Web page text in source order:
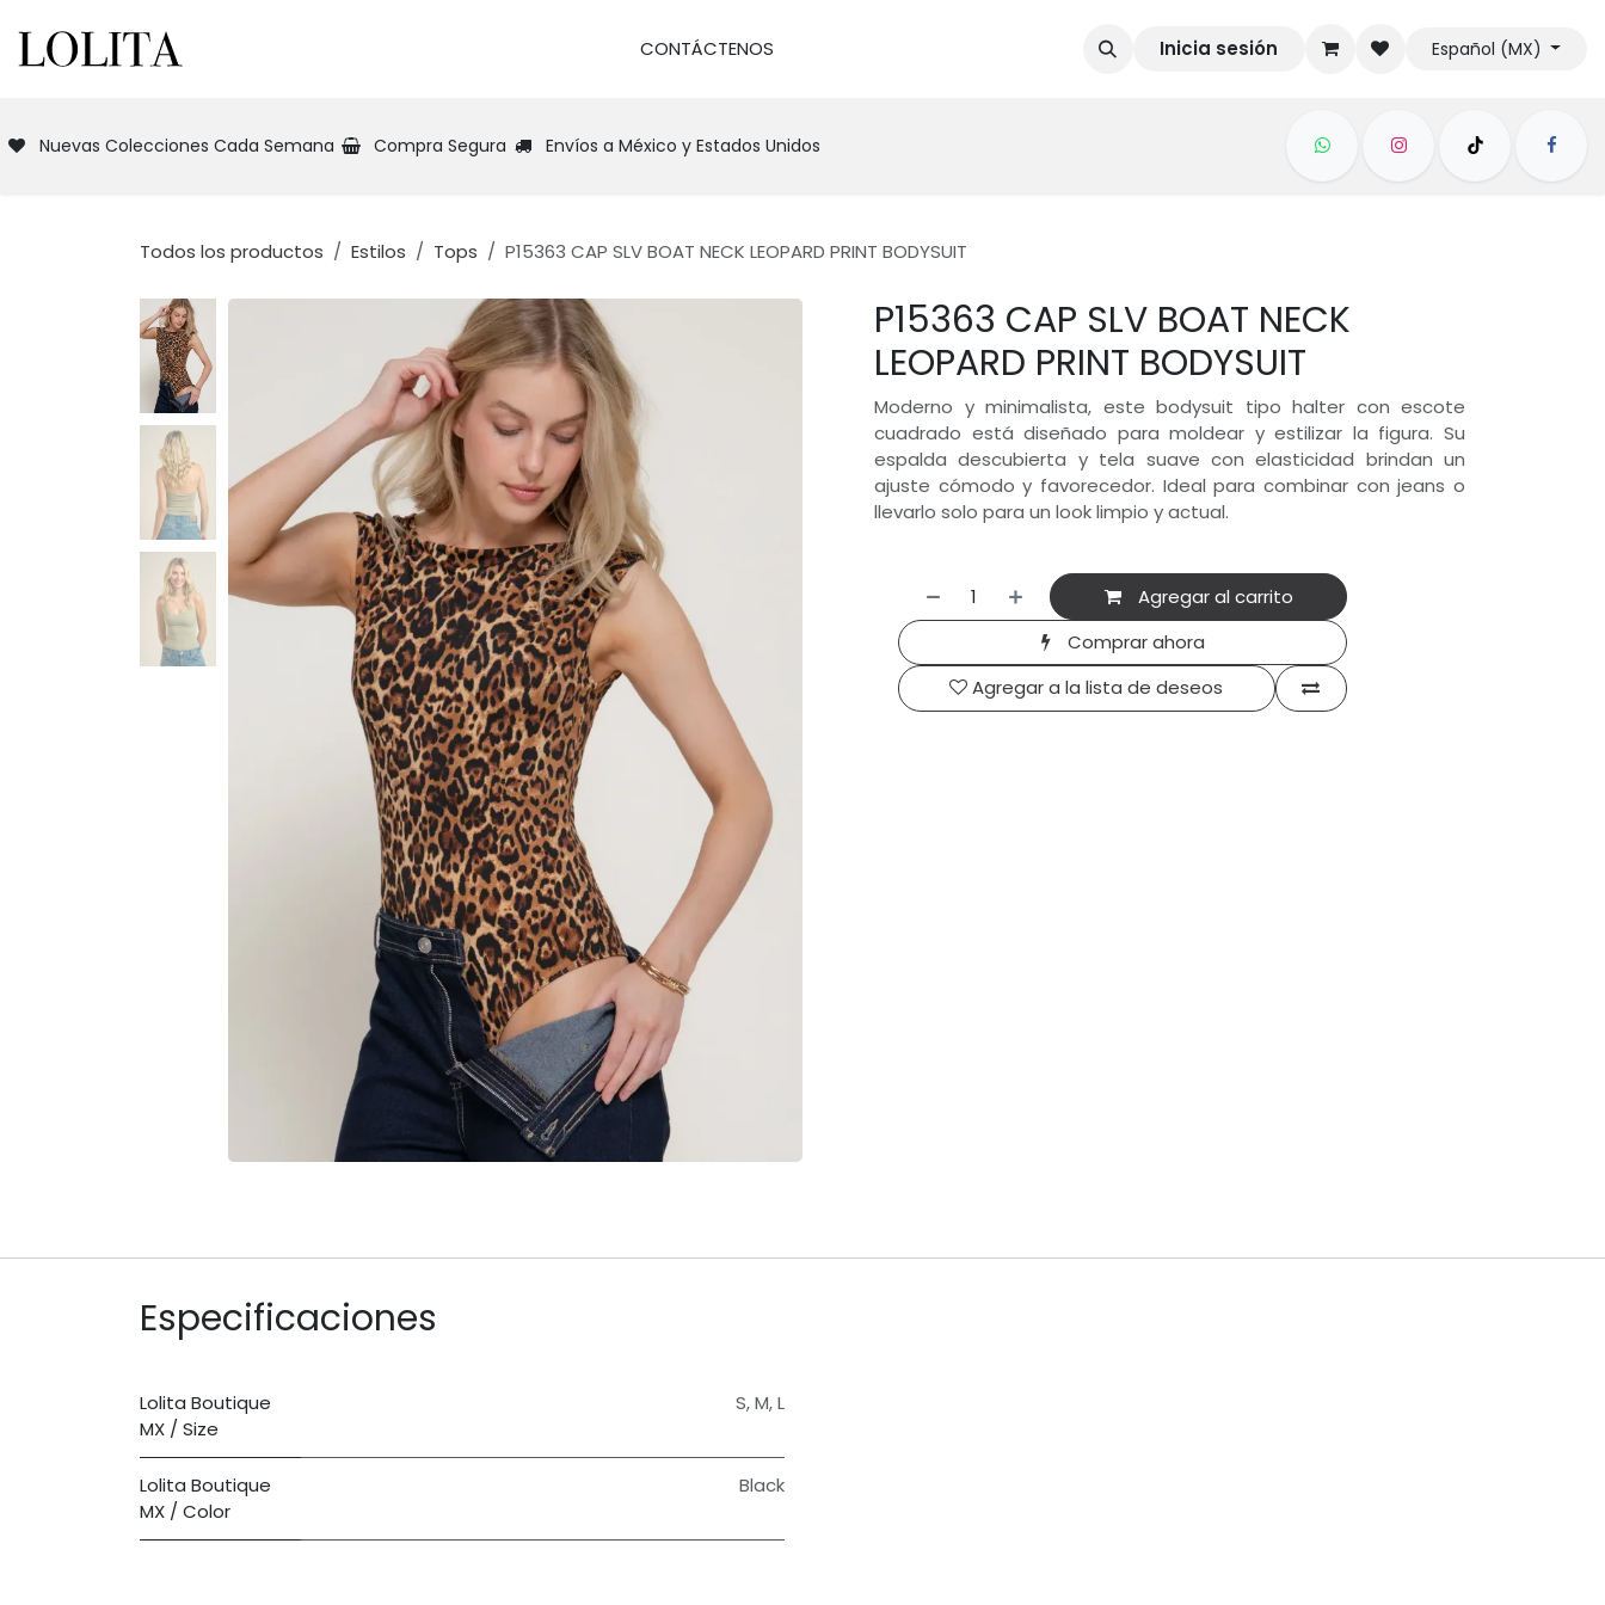
CONTÁCTENOS Inicia sesión Español (MX)
Nuevas Colecciones Cada Semana Compra Segura Envíos a México y Estados Unidos
Todos los productos Estilos Tops P15363 CAP SLV BOAT NECK LEOPARD PRINT BODYSUIT
P15363 CAP SLV BOAT NECK
LEOPARD PRINT BODYSUIT
Moderno y minimalista, este bodysuit tipo halter con escote
cuadrado está diseñado para moldear y estilizar la figura. Su
espalda descubierta y tela suave con elasticidad brindan un
ajuste cómodo y favorecedor. Ideal para combinar con jeans o
llevarlo solo para un look limpio y actual.
Agregar al carrito
Comprar ahora
Agregar a la lista de deseos
Especificaciones
Lolita Boutique
MX / Size
S,M,L
Lolita Boutique
MX / Color
Black